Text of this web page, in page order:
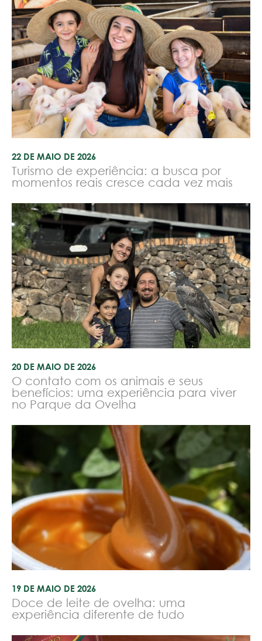
22 DE MAIO DE 2026
Turismo de experiência: a busca por
momentos reais cresce cada vez mais
20 DE MAIO DE 2026
O contato com os animais e seus
benefícios: uma experiência para viver
no Parque da Ovelha
19 DE MAIO DE 2026
Doce de leite de ovelha: uma
experiência diferente de tudo